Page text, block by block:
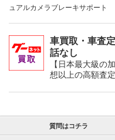
ュアルカメラブレーキサポート
車買取・車査
話なし
【日本最大級の
想以上の高額査
質問はコチラ